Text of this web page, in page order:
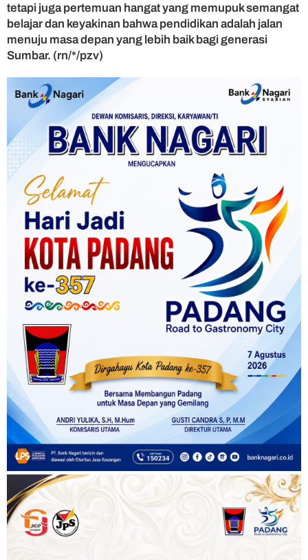
tetapi juga pertemuan hangat yang memupuk semangat
belajar dan keyakinan bahwa pendidikan adalah jalan
menuju masa depan yang lebih baik bagi generasi
Sumbar. (rn/*/pzv)